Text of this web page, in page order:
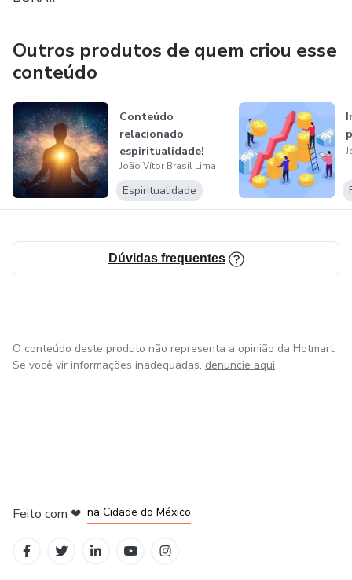
Outros produtos de quem criou esse
conteúdo
Conteúdo
relacionado
espiritualidade!
João Vítor Brasil Lima
Espiritualidade
Dúvidas frequentes
O conteúdo deste produto não representa a opinião da Hotmart.
Se você vir informações inadequadas, denuncie aqui
Feito com ❤ na Cidade do México